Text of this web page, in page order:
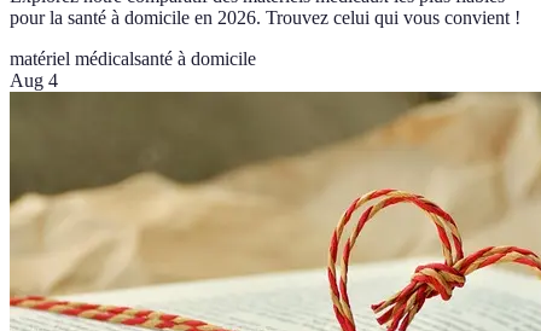
pour la santé à domicile en 2026. Trouvez celui qui vous convient !
matériel médicalsanté à domicile
Aug 4